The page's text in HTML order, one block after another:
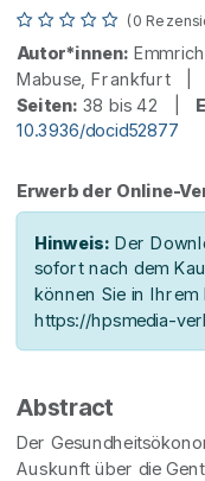
(0
Autor*innen:
Mabuse, Frankfurt |
Seiten: 38 bis 42 |
10.3936/docid52877
Erwerb der Online-
Hinweis: Der
sofort nach dem
können Sie in
https://hpsmedia-
Abstract
Der
Auskunft über die